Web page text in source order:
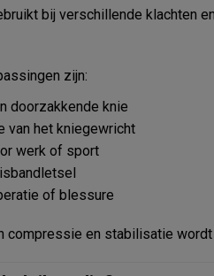
bij verschillende klachten
zijn:
doorzakkende knie
van het kniegewricht
werk of sport
of blessure
compressie en stabilisatie